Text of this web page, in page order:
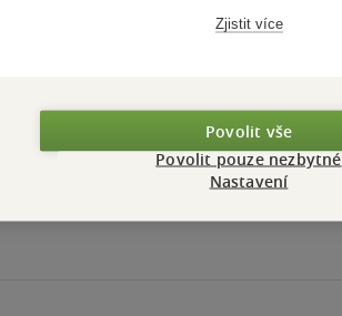
Zjistit více
Povolit vše
Povolit pouze nezbytné
Nastavení